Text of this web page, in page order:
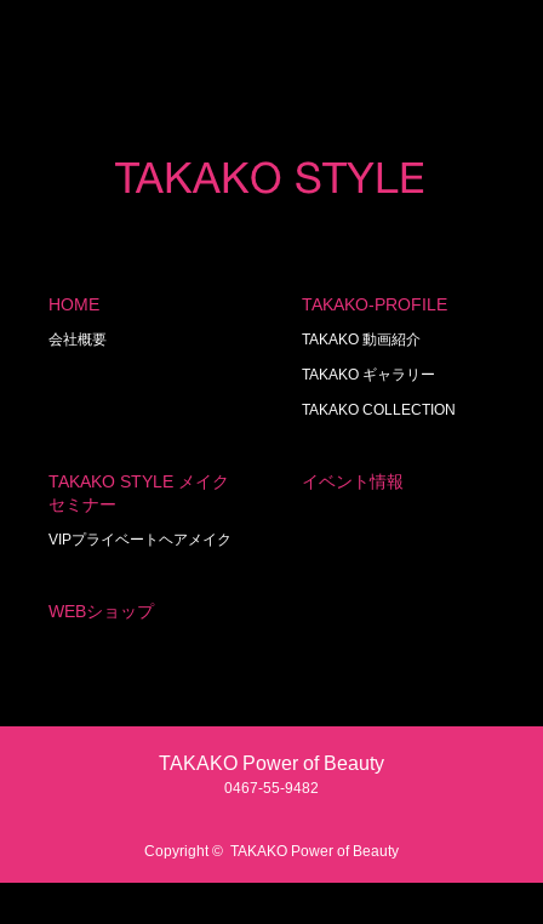
HOME
会社概要
TAKAKO-PROFILE
TAKAKO 動画紹介
TAKAKO ギャラリー
TAKAKO COLLECTION
TAKAKO STYLE メイク
セミナー
VIPプライベートヘアメイク
イベント情報
WEBショップ
TAKAKO Power of Beauty
0467‐55‐9482
Copyright © TAKAKO Power of Beauty